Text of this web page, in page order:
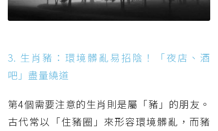
3. 生肖豬：環境髒亂易招陰！「夜店、酒
吧」盡量繞道
第4個需要注意的生肖則是屬「豬」的朋友。
古代常以「住豬圈」來形容環境髒亂，而豬